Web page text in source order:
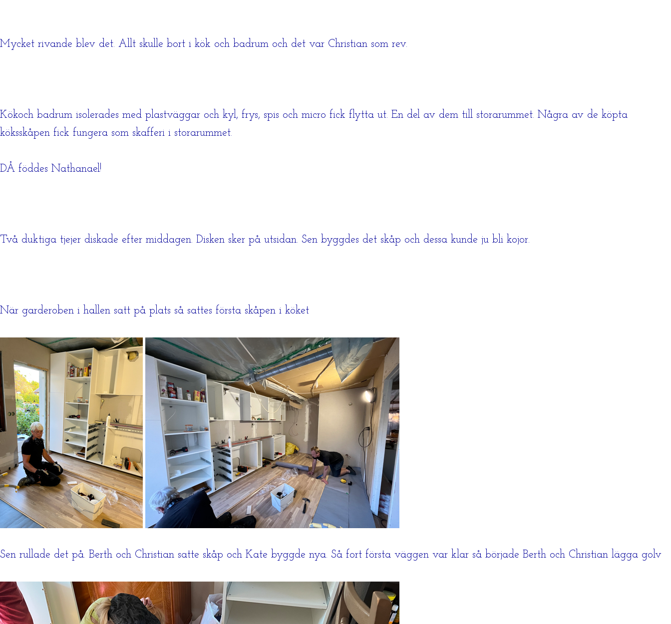
Mycket rivande blev det. Allt skulle bort i kök och badrum och det var Christian som rev.
Kökoch badrum isolerades med plastväggar och kyl, frys, spis och micro fick flytta ut. En del av dem till storarummet. Några av de köpta
köksskåpen fick fungera som skafferi i storarummet.
DÅ föddes Nathanael!
Två duktiga tjejer diskade efter middagen. Disken sker på utsidan. Sen byggdes det skåp och dessa kunde ju bli kojor.
När garderoben i hallen satt på plats så sattes första skåpen i köket
Sen rullade det på. Berth och Christian satte skåp och Kate byggde nya. Så fort första väggen var klar så började Berth och Christian lägga golv